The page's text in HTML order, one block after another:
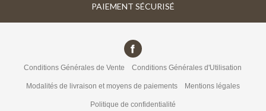
PAIEMENT SÉCURISÉ
Conditions Générales de Vente Conditions Générales d'Utilisation
Modalités de livraison et moyens de paiements Mentions légales
Politique de confidentialité